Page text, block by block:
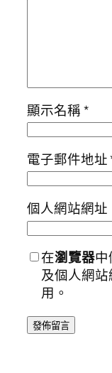
顯示名稱*
電子郵件地址
個人網站網址
在瀏覽器中
及個人網
用。